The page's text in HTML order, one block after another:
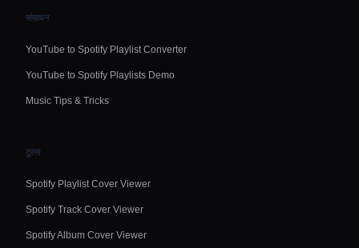
संसाधन
YouTube to Spotify Playlist Converter
YouTube to Spotify Playlists Demo
Music Tips & Tricks
टूल्स
Spotify Playlist Cover Viewer
Spotify Track Cover Viewer
Spotify Album Cover Viewer